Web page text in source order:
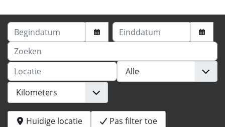
Begindatum
Einddatum
Zoeken
Locatie
Huidige locatie
Pas filter toe